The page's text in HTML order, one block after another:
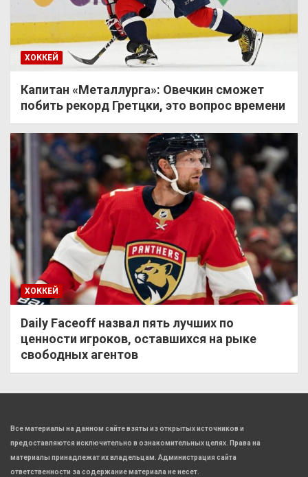
ХОККЕЙ
Капитан «Металлурга»: Овечкин сможет
побить рекорд Гретцки, это вопрос времени
ХОККЕЙ
Daily Faceoff назвал пять лучших по
ценности игроков, оставшихся на рыке
свободных агентов
Все материалы на данном сайте взяты из открытых источников и
предоставляются исключительно в ознакомительных целях. Права на
материалы принадлежат их владельцам. Администрация сайта
ответственности за содержание материала не несет.